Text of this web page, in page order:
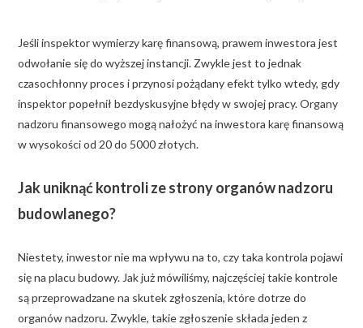
Jeśli inspektor wymierzy karę finansową, prawem inwestora jest
odwołanie się do wyższej instancji. Zwykle jest to jednak
czasochłonny proces i przynosi pożądany efekt tylko wtedy, gdy
inspektor popełnił bezdyskusyjne błędy w swojej pracy. Organy
nadzoru finansowego mogą nałożyć na inwestora karę finansową
w wysokości od 20 do 5000 złotych.
Jak uniknąć kontroli ze strony organów nadzoru
budowlanego?
Niestety, inwestor nie ma wpływu na to, czy taka kontrola pojawi
się na placu budowy. Jak już mówiliśmy, najczęściej takie kontrole
są przeprowadzane na skutek zgłoszenia, które dotrze do
organów nadzoru. Zwykle, takie zgłoszenie składa jeden z